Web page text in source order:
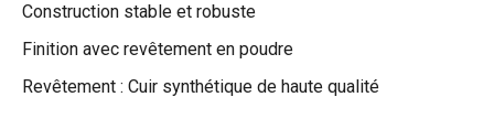
Construction stable et robuste
Finition avec revêtement en poudre
Revêtement : Cuir synthétique de haute qualité